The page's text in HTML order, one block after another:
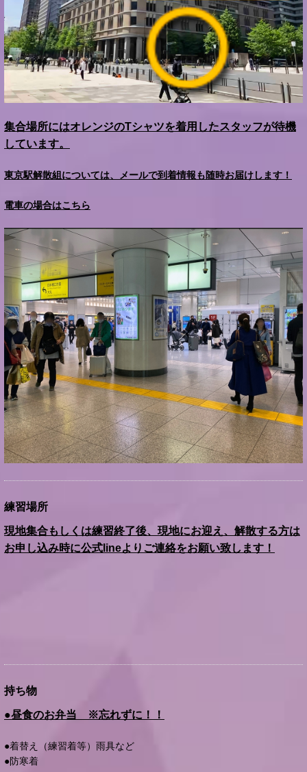
集合場所にはオレンジのTシャツを着用したスタッフが待機
しています。
東京駅解散組については、メールで到着情報も随時お届けします！
電車の場合はこちら
練習場所
現地集合もしくは練習終了後、現地にお迎え、解散する方は
お申し込み時に公式lineよりご連絡をお願い致します！
持ち物
●昼食のお弁当 ※忘れずに！！
●着替え（練習着等）雨具など
●防寒着